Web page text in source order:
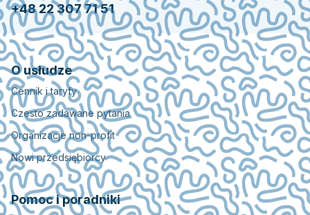
+48 22 307 71 51
O usłudze
Cennik i taryfy
Czesto zadawane pytania
Organizacje non-profit
Nowi przedsiębiorcy
Pomoc i poradniki